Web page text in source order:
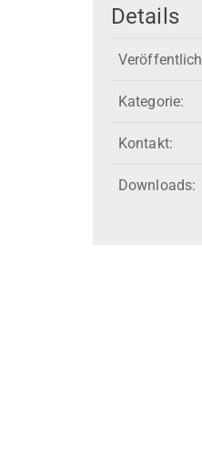
Details
Kategorie:
Kontakt:
Downloads: